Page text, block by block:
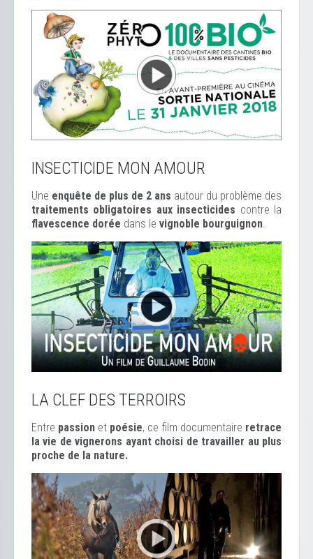
INSECTICIDE MON AMOUR
Une enquête de plus de 2 ans autour du problème des
traitements obligatoires aux insecticides contre la
flavescence dorée dans le vignoble bourguignon.
LA CLEF DES TERROIRS
Entre passion et poésie, ce film documentaire retrace
la vie de vignerons ayant choisi de travailler au plus
proche de la nature.